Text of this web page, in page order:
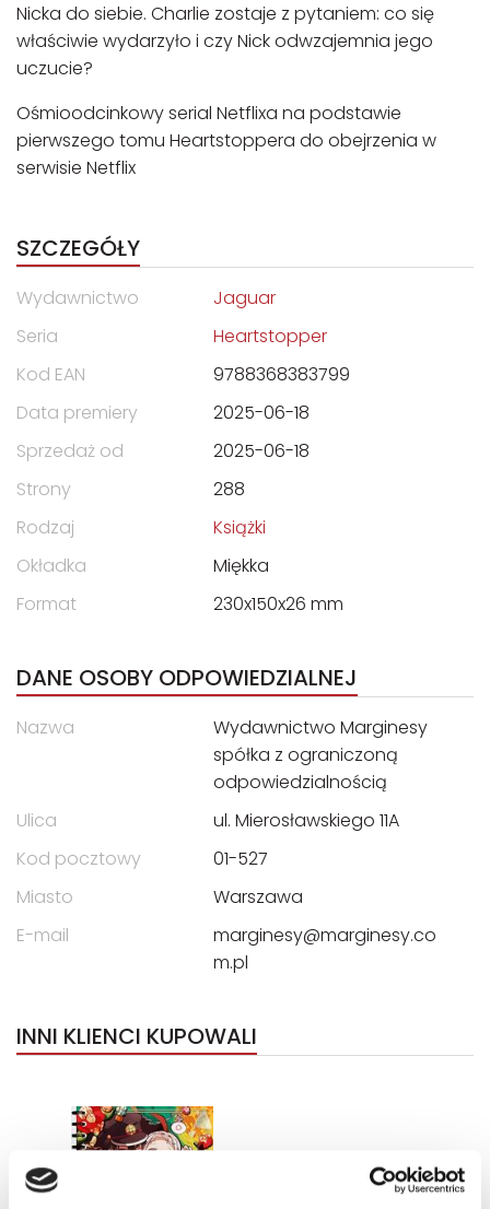
Nicka do siebie. Charlie zostaje z pytaniem: co się
właściwie wydarzyło i czy Nick odwzajemnia jego
uczucie?
Ośmioodcinkowy serial Netflixa na podstawie
pierwszego tomu Heartstoppera do obejrzenia w
serwisie Netflix
SZCZEGÓŁY
Wydawnictwo
Jaguar
Seria
Heartstopper
Kod EAN
9788368383799
Data premiery
2025-06-18
Sprzedaż od
2025-06-18
Strony
288
Rodzaj
Książki
Okładka
Miękka
Format
230x150x26 mm
DANE OSOBY ODPOWIEDZIALNEJ
Nazwa
Wydawnictwo Marginesy
spółka z ograniczoną
odpowiedzialnością
Ulica
ul. Mierosławskiego 11A
Kod pocztowy
01-527
Miasto
Warszawa
E-mail
marginesy@marginesy.co
m.pl
INNI KLIENCI KUPOWALI